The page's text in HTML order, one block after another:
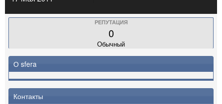
РЕПУТАЦИЯ
0
Обычный
О sfera
Контакты